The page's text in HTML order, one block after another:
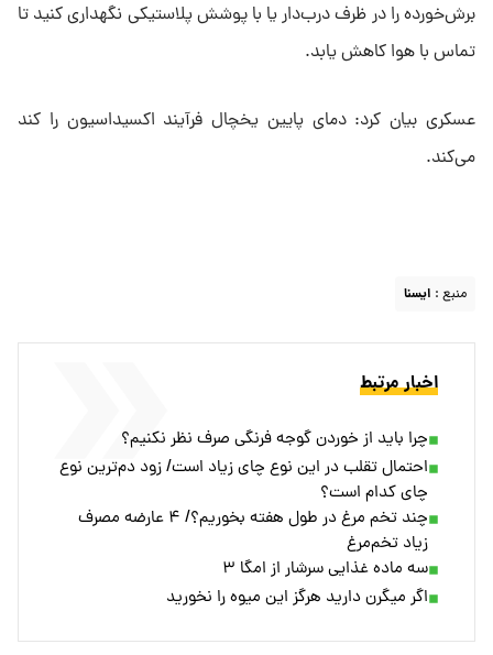
برش‌خورده را در ظرف درب‌دار یا با پوشش پلاستیکی نگهداری کنید تا
تماس با هوا کاهش یابد.
عسکری بیان کرد: دمای پایین یخچال فرآیند اکسیداسیون را کند
می‌کند.
منبع : ايسنا
اخبار مرتبط
چرا باید از خوردن گوجه فرنگی صرف نظر نکنیم؟
احتمال تقلب در این نوع چای زیاد است/ زود دم‌ترین نوع
چای کدام است؟
چند تخم مرغ در طول هفته بخوریم؟/ ۴ عارضه مصرف
زیاد تخم‌مرغ
سه ماده غذایی سرشار از امگا ۳
اگر میگرن دارید هرگز این میوه را نخورید